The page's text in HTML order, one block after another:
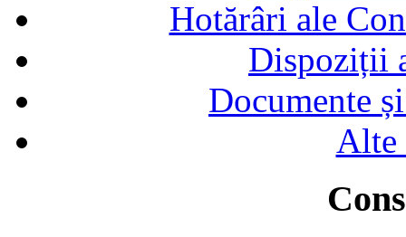
Hotărâri ale
Dispoziții
Documente
Alte